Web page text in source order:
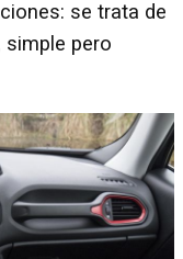
se trata de
pero